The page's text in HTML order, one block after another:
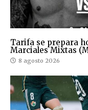
Tarifa se prepara
Marciales Mixtas
8 agosto 2026